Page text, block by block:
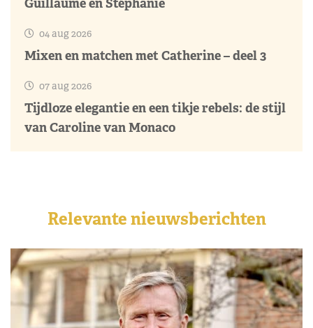
04 aug 2026
Mixen en matchen met Catherine – deel 3
07 aug 2026
Tijdloze elegantie en een tikje rebels: de stijl
van Caroline van Monaco
Relevante nieuwsberichten